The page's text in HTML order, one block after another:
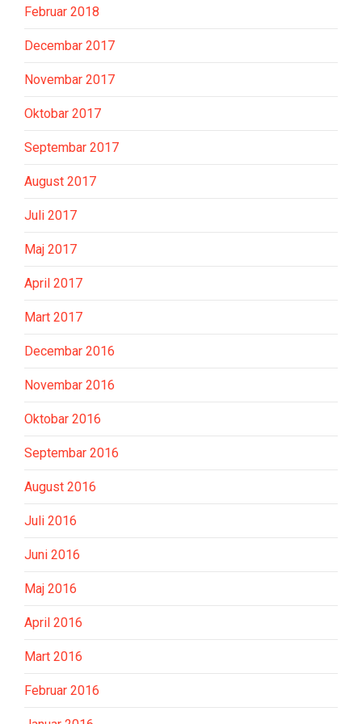
Februar 2018
Decembar 2017
Novembar 2017
Oktobar 2017
Septembar 2017
August 2017
Juli 2017
Maj 2017
April 2017
Mart 2017
Decembar 2016
Novembar 2016
Oktobar 2016
Septembar 2016
August 2016
Juli 2016
Juni 2016
Maj 2016
April 2016
Mart 2016
Februar 2016